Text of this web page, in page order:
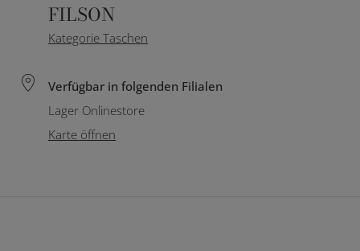
FILSON
Kategorie Taschen
Verfügbar in folgenden Filialen
Lager Onlinestore
Karte öffnen